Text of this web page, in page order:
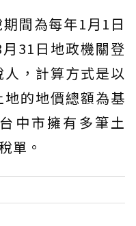
間為每年1月1日
31日地政機關登
，計算方式是以
的地價總額為基
中市擁有多筆土
單。